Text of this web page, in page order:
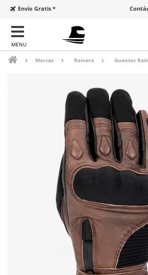
Envío Gratis *
Marcas Rainers Guantes